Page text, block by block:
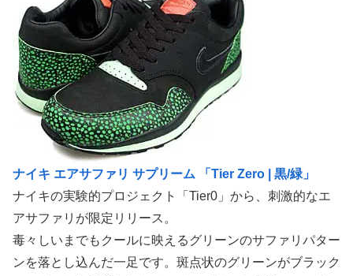
ナイキ エアサファリ サプリーム 「Tier Zero | 黒/緑」
ナイキの実験的プロジェクト「Tier0」から、刺激的なエ
アサファリが限定リリース。
毒々しいまでもクールに映えるグリーンのサファリパター
ンを落とし込んだ一足です。斑点状のグリーンがブラック